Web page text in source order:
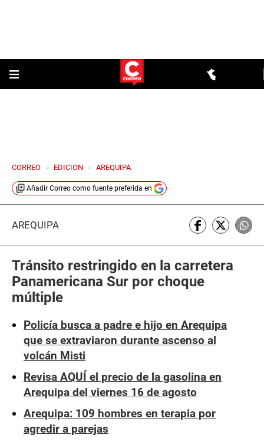
CORREO > EDICION > AREQUIPA
Añadir Correo como fuente preferida en
AREQUIPA
Tránsito restringido en la carretera
Panamericana Sur por choque
múltiple
Policía busca a padre e hijo en Arequipa
que se extraviaron durante ascenso al
volcán Misti
Revisa AQUÍ el precio de la gasolina en
Arequipa del viernes 16 de agosto
Arequipa: 109 hombres en terapia por
agredir a parejas